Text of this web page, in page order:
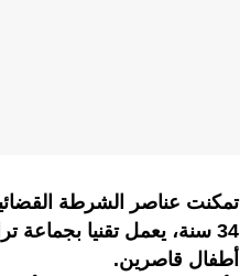
تمكنت عناصر الشرطة
34 سنة، يعمل تقنيا
أطفال قاصرين.